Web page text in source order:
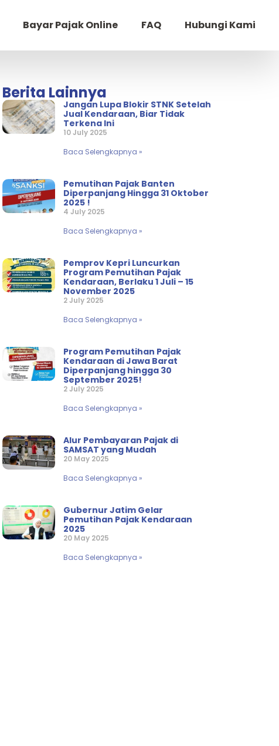
Bayar Pajak Online FAQ Hubungi Kami
Berita Lainnya
Jangan Lupa Blokir STNK Setelah
Jual Kendaraan, Biar Tidak
Terkena Ini
10 July 2025
Baca Selengkapnya »
Pemutihan Pajak Banten
Diperpanjang Hingga 31 Oktober
2025 !
4 July 2025
Baca Selengkapnya »
Pemprov Kepri Luncurkan
Program Pemutihan Pajak
Kendaraan, Berlaku 1 Juli – 15
November 2025
2 July 2025
Baca Selengkapnya »
Program Pemutihan Pajak
Kendaraan di Jawa Barat
Diperpanjang hingga 30
September 2025!
2 July 2025
Baca Selengkapnya »
Alur Pembayaran Pajak di
SAMSAT yang Mudah
20 May 2025
Baca Selengkapnya »
Gubernur Jatim Gelar
Pemutihan Pajak Kendaraan
2025
20 May 2025
Baca Selengkapnya »